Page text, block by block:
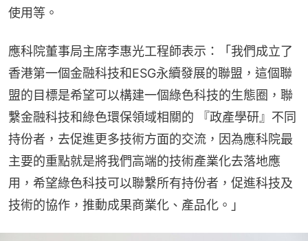
使用等。
應科院董事局主席李惠光工程師表示：「我們成立了
香港第一個金融科技和ESG永續發展的聯盟，這個聯
盟的目標是希望可以構建一個綠色科技的生態圈，聯
繫金融科技和綠色環保領域相關的 『政產學研』不同
持份者，去促進更多技術方面的交流，因為應科院最
主要的重點就是將我們高端的技術產業化去落地應
用，希望綠色科技可以聯繫所有持份者，促進科技及
技術的協作，推動成果商業化、產品化。」